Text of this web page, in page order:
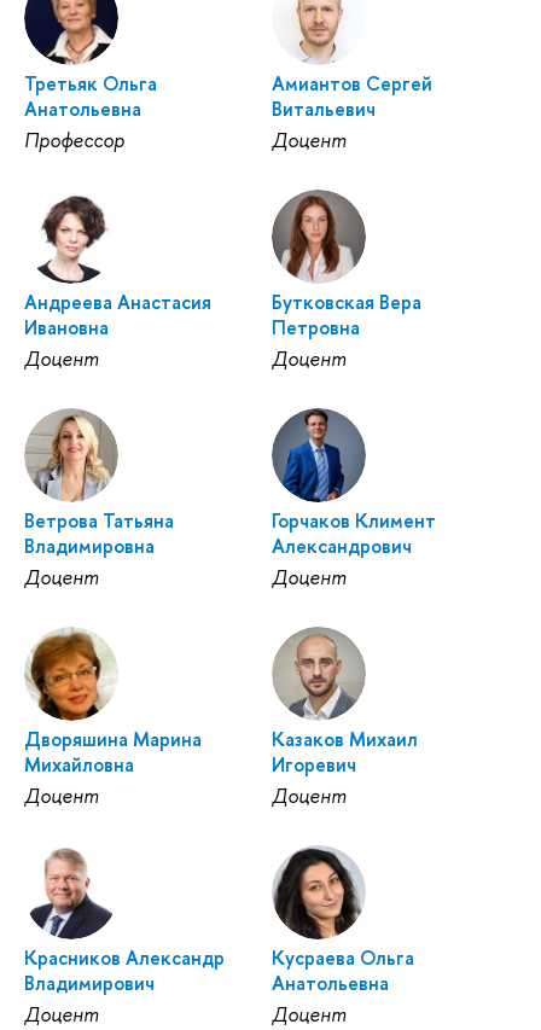
Третьяк Ольга
Анатольевна
Профессор
Амиантов Сергей
Витальевич
Доцент
Андреева Анастасия
Ивановна
Доцент
Бутковская Вера
Петровна
Доцент
Ветрова Татьяна
Владимировна
Доцент
Горчаков Климент
Александрович
Доцент
Дворяшина Марина
Михайловна
Доцент
Казаков Михаил
Игоревич
Доцент
Красников Александр
Владимирович
Доцент
Кусраева Ольга
Анатольевна
Доцент